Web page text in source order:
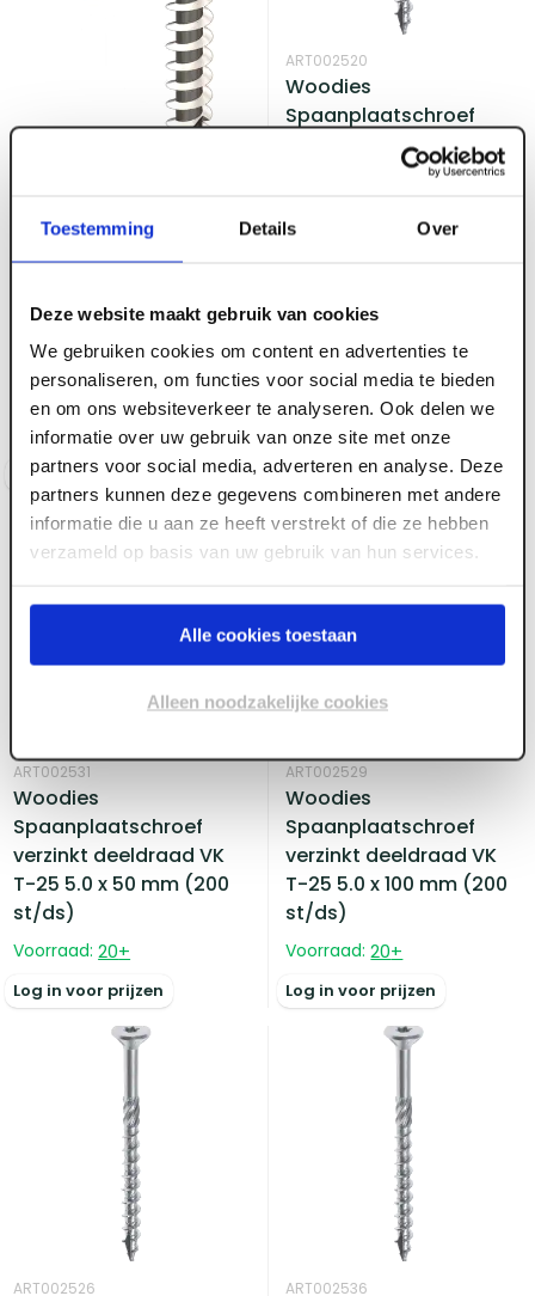
Toestemming Details Over
Deze website maakt gebruik van cookies
We gebruiken cookies om content en advertenties te
personaliseren, om functies voor social media te bieden
en om ons websiteverkeer te analyseren. Ook delen we
informatie over uw gebruik van onze site met onze
partners voor social media, adverteren en analyse. Deze
partners kunnen deze gegevens combineren met andere
informatie die u aan ze heeft verstrekt of die ze hebben
verzameld op basis van uw gebruik van hun services.
Alle cookies toestaan
Alleen noodzakelijke cookies
ART002575
Woodpec 5.0 x 50 RVS
410 DA T25 RAL 9005
zwart (100st/ds)
Voorraad: 0
Log in voor prijzen
ART002520
Woodies
Spaanplaatschroef
verzinkt deeldraad VK
T-20 4.0 x 50 mm (200
Log in voor prijzen
ART002531
Woodies
Spaanplaatschroef
verzinkt deeldraad VK
T-25 5.0 x 50 mm (200
st/ds)
Voorraad: 20+
Log in voor prijzen
ART002529
Woodies
Spaanplaatschroef
verzinkt deeldraad VK
T-25 5.0 x 100 mm (200
st/ds)
Voorraad: 20+
Log in voor prijzen
ART002526 ART002536